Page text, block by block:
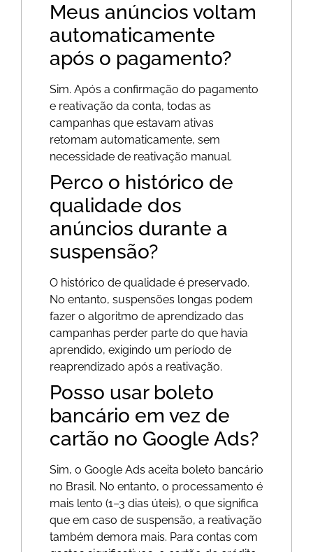
Meus anúncios voltam
automaticamente
após o pagamento?
Sim. Após a confirmação do pagamento
e reativação da conta, todas as
campanhas que estavam ativas
retomam automaticamente, sem
necessidade de reativação manual.
Perco o histórico de
qualidade dos
anúncios durante a
suspensão?
O histórico de qualidade é preservado.
No entanto, suspensões longas podem
fazer o algoritmo de aprendizado das
campanhas perder parte do que havia
aprendido, exigindo um período de
reaprendizado após a reativação.
Posso usar boleto
bancário em vez de
cartão no Google Ads?
Sim, o Google Ads aceita boleto bancário
no Brasil. No entanto, o processamento é
mais lento (1–3 dias úteis), o que significa
que em caso de suspensão, a reativação
também demora mais. Para contas com